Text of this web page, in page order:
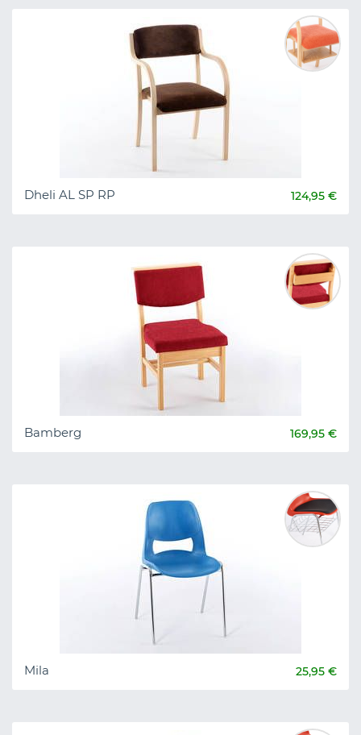
Dheli AL SP RP 124,95 €
Bamberg 169,95 €
Mila 25,95 €